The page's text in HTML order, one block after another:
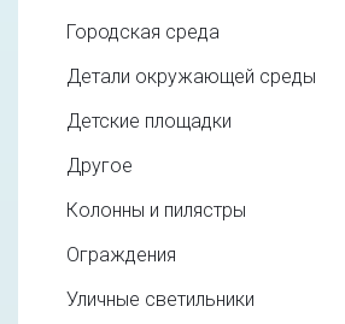
Городская среда
Детали окружающей среды
Детские площадки
Другое
Колонны и пилястры
Ограждения
Уличные светильники